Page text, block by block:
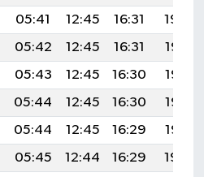
05:41 12:45 16:31
19:40
05:42 12:45 16:31
19:38
05:43 12:45 16:30
19:37
05:44 12:45 16:30
19:36
05:44 12:45 16:29
19:35
05:45 12:44 16:29
19:34